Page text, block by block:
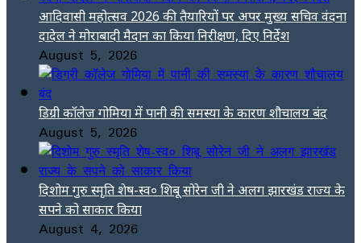
आदिवासी महोत्सव 2026 की तैयारियों पर अपर मुख्य सचिव वंदना
दादेल ने मोराबादी मैदान का किया निरीक्षण, दिए निर्देश
August 5, 2026
डिग्री कॉलेज गोमिया में पानी की समस्या के कारण शौचालय बंद
August 5, 2026
दिशोम गुरु स्मृति शेष-स्व० शिबू सोरेन जी ने अलग झारखंड राज्य के
सपने को साकार किया
August 4, 2026